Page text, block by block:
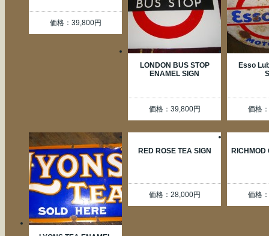
価格：39,800円
LONDON BUS STOP
ENAMEL SIGN
価格：39,800円
Esso
価格
RED ROSE TEA SIGN
価格：28,000円
RICHMOD
価格